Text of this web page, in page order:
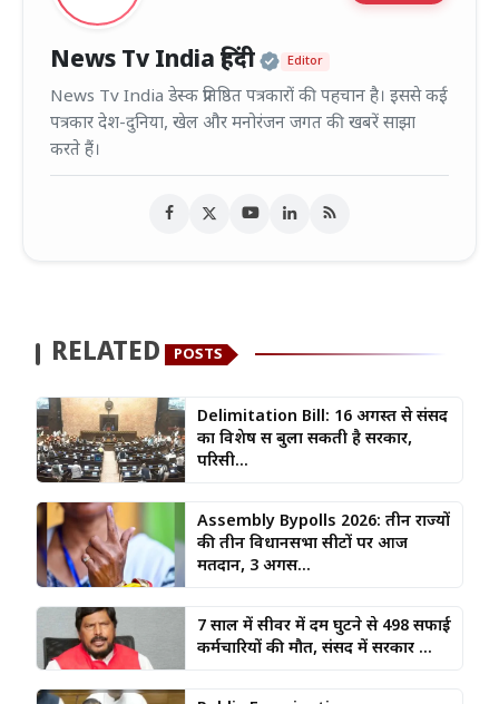
News Tv India हिंदी Official | Verified
Editor
News Tv India डेस्क प्रतिष्ठित पत्रकारों की पहचान है। इससे कई
पत्रकार देश-दुनिया, खेल और मनोरंजन जगत की खबरें साझा
करते हैं।
RELATED POSTS
Delimitation Bill: 16 अगस्त से संसद
का विशेष सत्र बुला सकती है सरकार,
परिसी...
Assembly Bypolls 2026: तीन राज्यों
की तीन विधानसभा सीटों पर आज
मतदान, 3 अगस...
7 साल में सीवर में दम घुटने से 498 सफाई
कर्मचारियों की मौत, संसद में सरकार ...